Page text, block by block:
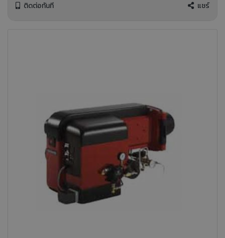
ติดต่อทันที แชร์